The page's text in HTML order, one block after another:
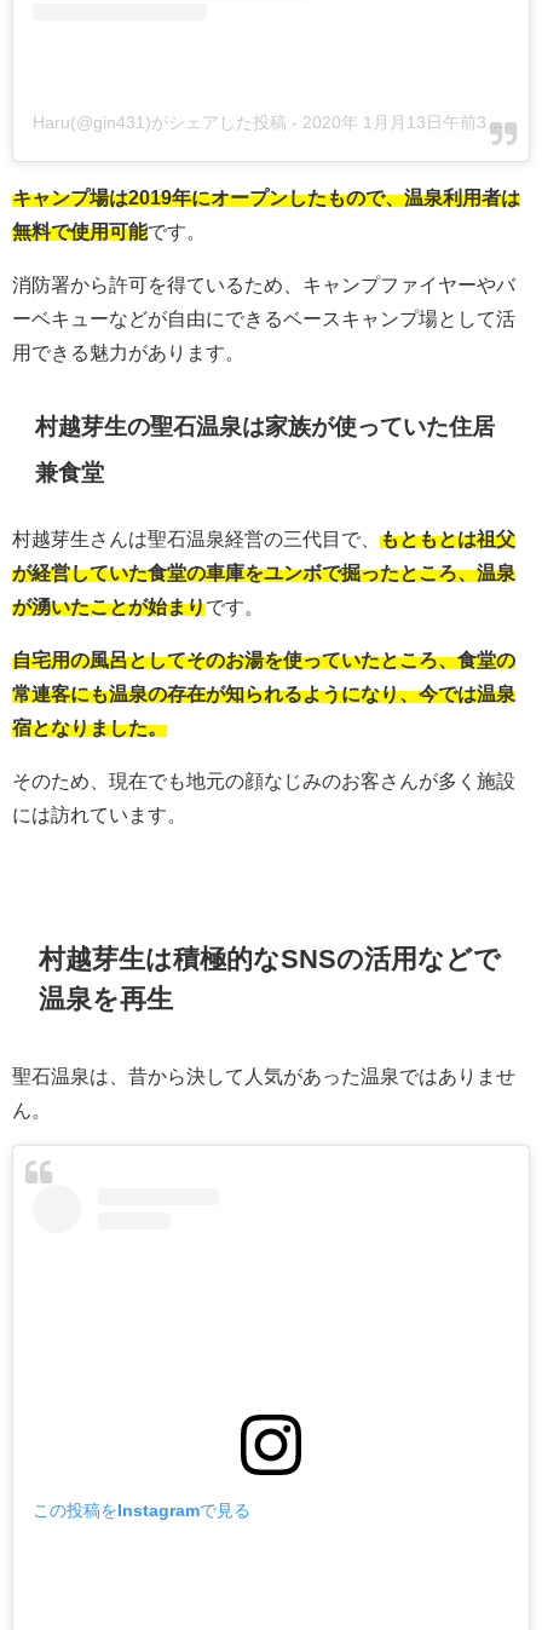
Haru(@gin431)がシェアした投稿 - 2020年 1月月13日午前3時30分PST
キャンプ場は2019年にオープンしたもので、温泉利用者は
無料で使用可能です。
消防署から許可を得ているため、キャンプファイヤーやバ
ーベキューなどが自由にできるベースキャンプ場として活
用できる魅力があります。
村越芽生の聖石温泉は家族が使っていた住居
兼食堂
村越芽生さんは聖石温泉経営の三代目で、 もともとは祖父
が経営していた食堂の車庫をユンボで掘ったところ、温泉
が湧いたことが始まりです。
自宅用の風呂としてそのお湯を使っていたところ、食堂の
常連客にも温泉の存在が知られるようになり、今では温泉
宿となりました。
そのため、現在でも地元の顔なじみのお客さんが多く施設
には訪れています。
村越芽生は積極的なSNSの活用などで
温泉を再生
聖石温泉は、昔から決して人気があった温泉ではありませ
ん。
この投稿をInstagramで見る